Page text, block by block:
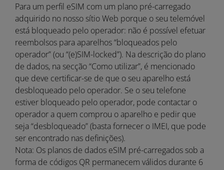
Para um perfil eSIM com um plano pré-carregado
adquirido no nosso sítio Web porque o seu telemóvel
está bloqueado pelo operador: não é possível efetuar
reembolsos para aparelhos “bloqueados pelo
operador” (ou “(e)SIM-locked”). Na descrição do plano
de dados, na secção “Como utilizar”, é mencionado
que deve certificar-se de que o seu aparelho está
desbloqueado pelo operador. Se o seu telefone
estiver bloqueado pelo operador, pode contactar o
operador a quem comprou o aparelho e pedir que
seja “desbloqueado” (basta fornecer o IMEI, que pode
ser encontrado nas definições).
Nota: Os planos de dados eSIM pré-carregados sob a
forma de códigos QR permanecem válidos durante 6